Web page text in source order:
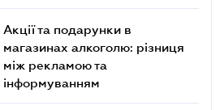
Акції та подарунки в
магазинах алкоголю: різниця
між рекламою та
інформуванням